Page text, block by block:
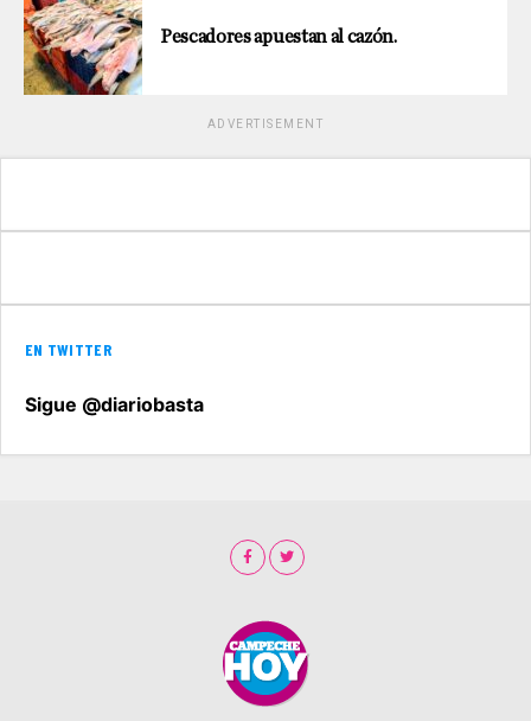
Pescadores apuestan al cazón.
ADVERTISEMENT
EN TWITTER
Sigue @diariobasta